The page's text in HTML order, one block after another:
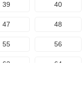
39 40
47 48
55 56
63 64